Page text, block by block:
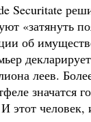
Securitate
об
леев.
значатся
этот